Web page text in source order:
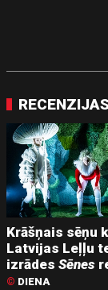
RECENZIJAS
Krāšņais sēņu
Latvijas Leļļu
izrādesSēnes
© DIENA